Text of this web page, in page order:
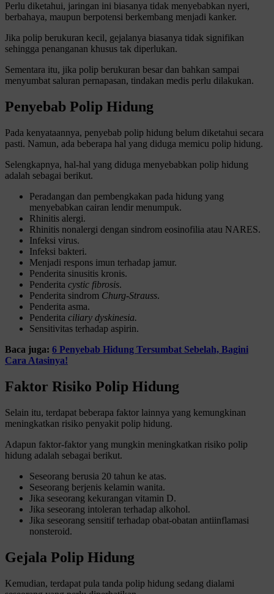
Perlu diketahui, jaringan ini biasanya tidak menyebabkan nyeri,
berbahaya, maupun berpotensi berkembang menjadi kanker.
Jika polip berukuran kecil, gejalanya biasanya tidak signifikan
sehingga penanganan khusus tak diperlukan.
Sementara itu, jika polip berukuran besar dan bahkan sampai
menyumbat saluran pernapasan, tindakan medis perlu dilakukan.
Penyebab Polip Hidung
Pada kenyataannya, penyebab polip hidung belum diketahui secara
pasti. Namun, ada beberapa hal yang diduga memicu polip hidung.
Selengkapnya, hal-hal yang diduga menyebabkan polip hidung
adalah sebagai berikut.
Peradangan dan pembengkakan pada hidung yang
menyebabkan cairan lendir menumpuk.
Rhinitis alergi.
Rhinitis nonalergi dengan sindrom eosinofilia atau NARES.
Infeksi virus.
Infeksi bakteri.
Menjadi respons imun terhadap jamur.
Penderita sinusitis kronis.
Penderita cystic fibrosis.
Penderita sindrom Churg-Strauss.
Penderita asma.
Penderita ciliary dyskinesia.
Sensitivitas terhadap aspirin.
Baca juga: 6 Penyebab Hidung Tersumbat Sebelah, Bagini
Cara Atasinya!
Faktor Risiko Polip Hidung
Selain itu, terdapat beberapa faktor lainnya yang kemungkinan
meningkatkan risiko penyakit polip hidung.
Adapun faktor-faktor yang mungkin meningkatkan risiko polip
hidung adalah sebagai berikut.
Seseorang berusia 20 tahun ke atas.
Seseorang berjenis kelamin wanita.
Jika seseorang kekurangan vitamin D.
Jika seseorang intoleran terhadap alkohol.
Jika seseorang sensitif terhadap obat-obatan antiinflamasi
nonsteroid.
Gejala Polip Hidung
Kemudian, terdapat pula tanda polip hidung sedang dialami